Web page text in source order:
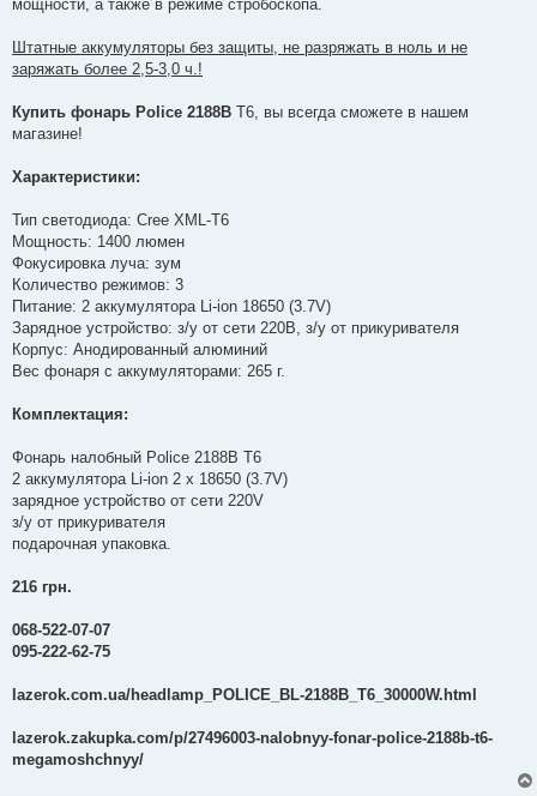
мощности, а также в режиме стробоскопа.
Штатные аккумуляторы без защиты, не разряжать в ноль и не
заряжать более 2,5-3,0 ч.!
Купить фонарь Police 2188B T6, вы всегда сможете в нашем
магазине!
Характеристики:
Тип светодиода: Cree XML-T6
Мощность: 1400 люмен
Фокусировка луча: зум
Количество режимов: 3
Питание: 2 аккумулятора Li-ion 18650 (3.7V)
Зарядное устройство: з/у от сети 220В, з/у от прикуривателя
Корпус: Анодированный алюминий
Вес фонаря с аккумуляторами: 265 г.
Комплектация:
Фонарь налобный Police 2188B T6
2 аккумулятора Li-ion 2 х 18650 (3.7V)
зарядное устройство от сети 220V
з/у от прикуривателя
подарочная упаковка.
216 грн.
068-522-07-07
095-222-62-75
lazerok.com.ua/headlamp_POLICE_BL-2188B_T6_30000W.html
lazerok.zakupka.com/p/27496003-nalobnyy-fonar-police-2188b-t6-
megamoshchnyy/